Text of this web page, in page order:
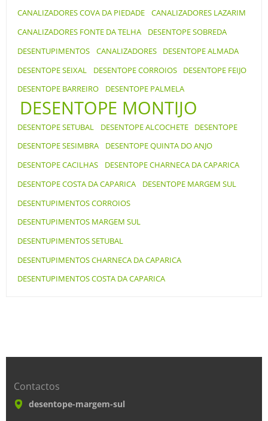
CANALIZADORES COVA DA PIEDADE
CANALIZADORES LAZARIM
CANALIZADORES FONTE DA TELHA
DESENTOPE SOBREDA
DESENTUPIMENTOS
CANALIZADORES
DESENTOPE ALMADA
DESENTOPE SEIXAL
DESENTOPE CORROIOS
DESENTOPE FEIJO
DESENTOPE BARREIRO
DESENTOPE PALMELA
DESENTOPE MONTIJO
DESENTOPE SETUBAL DESENTOPE ALCOCHETE
DESENTOPE
DESENTOPE SESIMBRA
DESENTOPE QUINTA DO ANJO
DESENTOPE CACILHAS
DESENTOPE CHARNECA DA CAPARICA
DESENTOPE COSTA DA CAPARICA
DESENTOPE MARGEM SUL
DESENTUPIMENTOS CORROIOS
DESENTUPIMENTOS MARGEM SUL
DESENTUPIMENTOS SETUBAL
DESENTUPIMENTOS CHARNECA DA CAPARICA
DESENTUPIMENTOS COSTA DA CAPARICA
Contactos
desentope-margem-sul